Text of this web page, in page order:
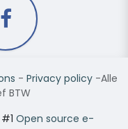
- Privacy policy-Alle
BTW
#1Open source e-